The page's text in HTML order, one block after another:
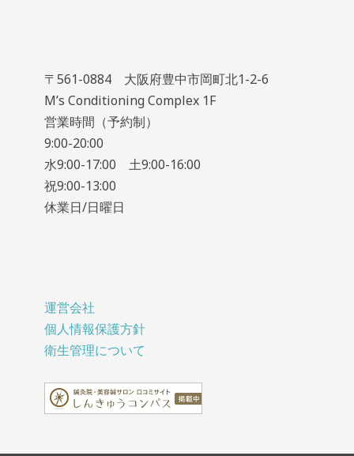
〒561-0884 大阪府豊中市岡町北1-2-6
M’s Conditioning Complex 1F
営業時間（予約制）
9:00-20:00
水9:00-17:00 土9:00-16:00
祝9:00-13:00
休業日/日曜日
運営会社
個人情報保護方針
衛生管理について